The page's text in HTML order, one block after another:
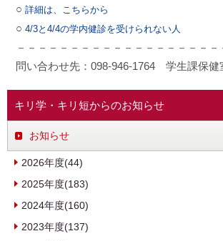
○ 詳細は、こちらから
○ 4/3と4/4の学内健診を受けられない人
－－－－－－－－－－－－－－－－－－－
問い合わせ先：098-946-1764 学生課保健
キリ学・キリ短からのお知らせ
お知らせ
2026年度(44)
2025年度(183)
2024年度(160)
2023年度(137)